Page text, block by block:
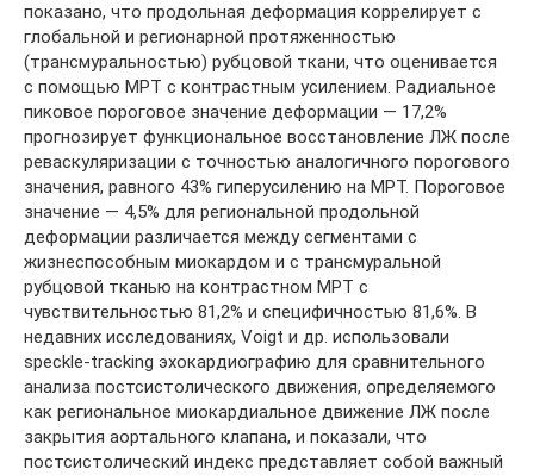
показано, что продольная деформация коррелирует с
глобальной и регионарной протяженностью
(трансмуральностью) рубцовой ткани, что оценивается
с помощью МРТ с контрастным усилением. Радиальное
пиковое пороговое значение деформации ― 17,2%
прогнозирует функциональное восстановление ЛЖ после
реваскуляризации с точностью аналогичного порогового
значения, равного 43% гиперусилению на МРТ. Пороговое
значение ― 4,5% для региональной продольной
деформации различается между сегментами с
жизнеспособным миокардом и с трансмуральной
рубцовой тканью на контрастном МРТ с
чувствительностью 81,2% и специфичностью 81,6%. В
недавних исследованиях, Voigt и др. использовали
speckle-tracking эхокардиографию для сравнительного
анализа постсистолического движения, определяемого
как региональное миокардиальное движение ЛЖ после
закрытия аортального клапана, и показали, что
постсистолический индекс представляет собой важный